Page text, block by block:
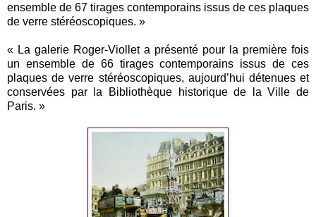
ensemble de 67 tirages contemporains issus de ces plaques
de verre stéréoscopiques. »
« La galerie Roger-Viollet a présenté pour la première fois
un ensemble de 66 tirages contemporains issus de ces
plaques de verre stéréoscopiques, aujourd’hui détenues et
conservées par la Bibliothèque historique de la Ville de
Paris. »